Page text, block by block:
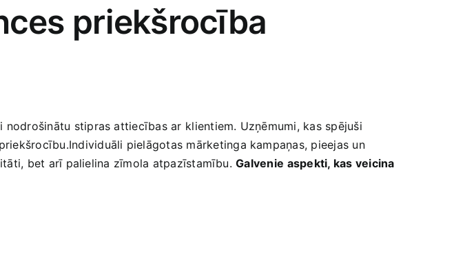
priekšrocība
stipras attiecības ar⁣ klientiem. Uzņēmumi, kas spējuši
pielāgotas mārketinga kampaņas, pieejas un
bet arī palielina ‍zīmola atpazīstamību.‍Galvenie⁤ aspekti, ⁤kas veicina